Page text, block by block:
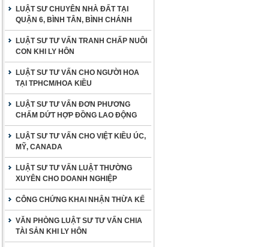
LUẬT SƯ CHUYÊN NHÀ ĐẤT TẠI
QUẬN 6, BÌNH TÂN, BÌNH CHÁNH
LUẬT SƯ TƯ VẤN TRANH CHẤP NUÔI
CON KHI LY HÔN
LUẬT SƯ TƯ VẤN CHO NGƯỜI HOA
TẠI TPHCM/HOA KIỀU
LUẬT SƯ TƯ VẤN ĐƠN PHƯƠNG
CHẤM DỨT HỢP ĐỒNG LAO ĐỘNG
LUẬT SƯ TƯ VẤN CHO VIỆT KIỀU ÚC,
MỸ, CANADA
LUẬT SƯ TƯ VẤN LUẬT THƯỜNG
XUYÊN CHO DOANH NGHIỆP
CÔNG CHỨNG KHAI NHẬN THỪA KẾ
VĂN PHÒNG LUẬT SƯ TƯ VẤN CHIA
TÀI SẢN KHI LY HÔN